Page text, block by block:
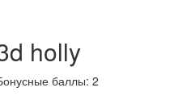
holly
баллы: 2